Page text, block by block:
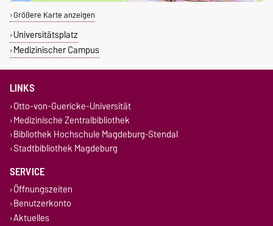
Größere Karte anzeigen
Universitätsplatz
Medizinischer Campus
LINKS
Otto-von-Guericke-Universität
Medizinische Zentralbibliothek
Bibliothek Hochschule Magdeburg-Stendal
Stadtbibliothek Magdeburg
SERVICE
Öffnungszeiten
Benutzerkonto
Aktuelles